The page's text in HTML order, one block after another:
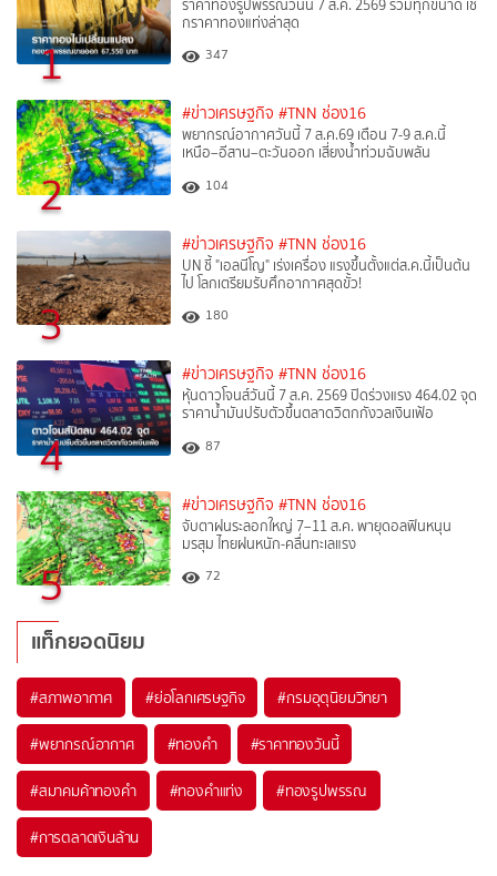
1
ราคาทองรูปพรรณวันนี้ 7 ส.ค. 2569 รวมทุกขนาด เช็
กราคาทองแท่งล่าสุด
347
2
#ข่าวเศรษฐกิจ #TNN ช่อง16
พยากรณ์อากาศวันนี้ 7 ส.ค.69 เตือน 7-9 ส.ค.นี้
เหนือ–อีสาน–ตะวันออก เสี่ยงน้ำท่วมฉับพลัน
104
3
#ข่าวเศรษฐกิจ #TNN ช่อง16
UN ชี้ "เอลนีโญ" เร่งเครื่อง แรงขึ้นตั้งแต่ส.ค.นี้เป็นต้น
ไป โลกเตรียมรับศึกอากาศสุดขั้ว!
180
4
#ข่าวเศรษฐกิจ #TNN ช่อง16
หุ้นดาวโจนส์วันนี้ 7 ส.ค. 2569 ปิดร่วงแรง 464.02 จุด
ราคาน้ำมันปรับตัวขึ้นตลาดวิตกกังวลเงินเฟ้อ
87
5
#ข่าวเศรษฐกิจ #TNN ช่อง16
จับตาฝนระลอกใหญ่ 7–11 ส.ค. พายุดอลฟินหนุน
มรสุม ไทยฝนหนัก-คลื่นทะเลแรง
72
แท็กยอดนิยม
#สภาพอากาศ #ย่อโลกเศรษฐกิจ #กรมอุตุนิยมวิทยา
#พยากรณ์อากาศ #ทองคำ #ราคาทองวันนี้
#สมาคมค้าทองคำ #ทองคำแท่ง #ทองรูปพรรณ
#การตลาดเงินล้าน